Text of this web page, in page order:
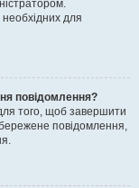
для
повідомлення?
того, щоб завершити
повідомлення,